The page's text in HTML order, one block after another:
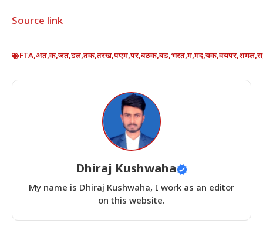
Source link
FTA,अत,क,जत,डल,तक,तरख,पएम,पर,बठक,बड,भरत,म,मद,यक,वयपर,शमल,स
Dhiraj Kushwaha
My name is Dhiraj Kushwaha, I work as an editor
on this website.